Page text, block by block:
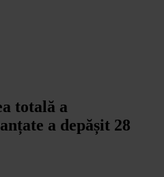
totală a
a depășit 28